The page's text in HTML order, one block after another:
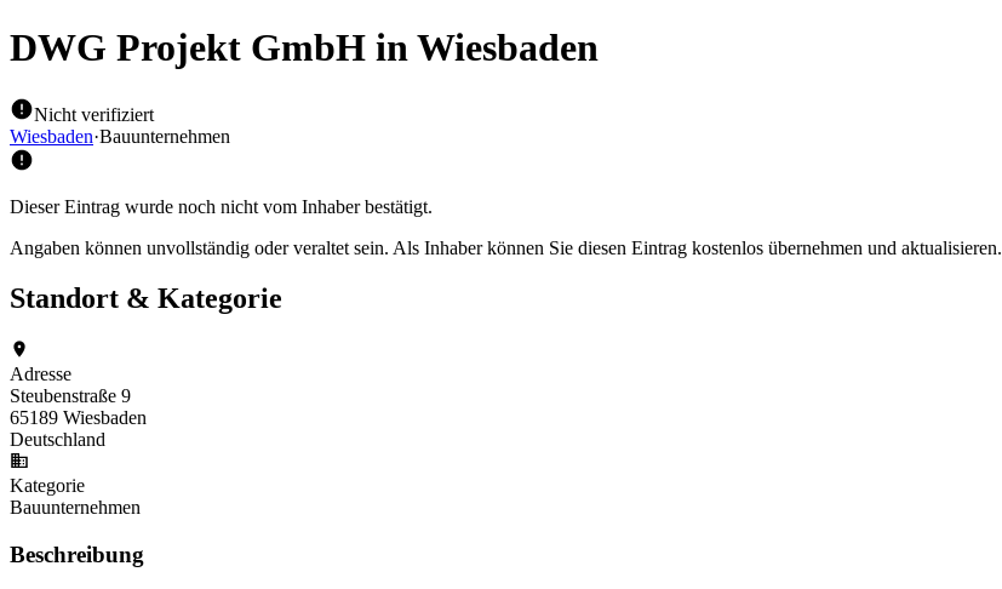
DWG Projekt GmbH in Wiesbaden
Nicht verifiziert
Wiesbaden·Bauunternehmen
Dieser Eintrag wurde noch nicht vom Inhaber bestätigt.
Angaben können unvollständig oder veraltet sein. Als Inhaber können Sie diesen Eintrag kostenlos übernehmen und aktualisieren.
Standort & Kategorie
Adresse
Steubenstraße 9
65189 Wiesbaden
Deutschland
Kategorie
Bauunternehmen
Beschreibung